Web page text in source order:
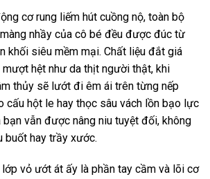
cơ rung liếm hút cuồng nộ, toàn bộ
nhầy của cô bé đều được đúc từ
khối siêu mềm mại. Chất liệu đắt giá
mượt hệt như da thịt người thật, khi
thủy sẽ lướt đi êm ái trên từng nếp
cấu hột le hay thọc sâu vách lồn bạo lực
vẫn được nâng niu tuyệt đối, không
buốt hay trầy xước.
vỏ ướt át ấy là phần tay cầm và lõi cơ